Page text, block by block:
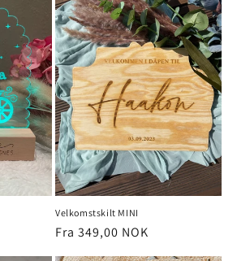
Velkomstskilt MINI
Vanlig
Fra 349,00 NOK